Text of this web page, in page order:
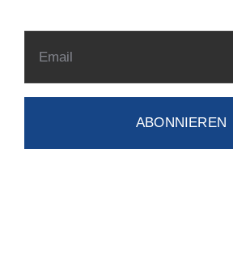
ABONNIEREN